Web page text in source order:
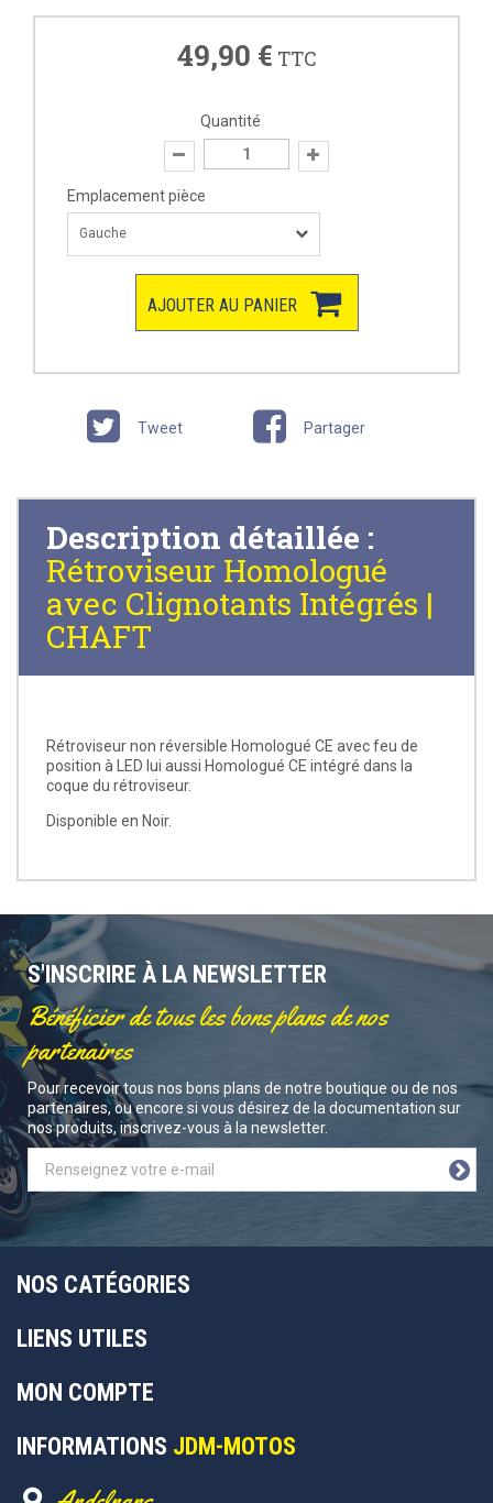
49,90 € TTC
Quantité
Emplacement pièce
Gauche
AJOUTER AU PANIER
Tweet Partager
Description détaillée :
Rétroviseur Homologué
avec Clignotants Intégrés |
CHAFT
Rétroviseur non réversible Homologué CE avec feu de
position à LED lui aussi Homologué CE intégré dans la
coque du rétroviseur.
Disponible en Noir.
S'INSCRIRE À LA NEWSLETTER
Bénéficier de tous les bons plans de nos
partenaires
Pour recevoir tous nos bons plans de notre boutique ou de nos
partenaires, ou encore si vous désirez de la documentation sur
nos produits, inscrivez-vous à la newsletter.
NOS CATÉGORIES
LIENS UTILES
MON COMPTE
INFORMATIONS JDM-MOTOS